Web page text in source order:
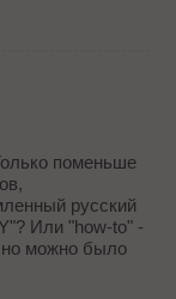
поменьше
русский
Или "how-to" -
но можно было